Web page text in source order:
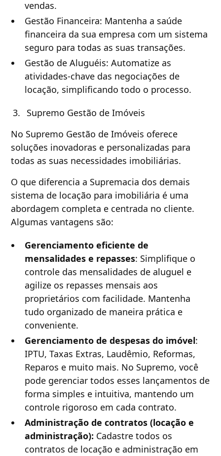
vendas.
Gestão Financeira: Mantenha a saúde
financeira da sua empresa com um sistema
seguro para todas as suas transações.
Gestão de Aluguéis: Automatize as
atividades-chave das negociações de
locação, simplificando todo o processo.
Supremo Gestão de Imóveis
No Supremo Gestão de Imóveis oferece
soluções inovadoras e personalizadas para
todas as suas necessidades imobiliárias.
O que diferencia a Supremacia dos demais
sistema de locação para imobiliária é uma
abordagem completa e centrada no cliente.
Algumas vantagens são:
Gerenciamento eficiente de
mensalidades e repasses: Simplifique o
controle das mensalidades de aluguel e
agilize os repasses mensais aos
proprietários com facilidade. Mantenha
tudo organizado de maneira prática e
conveniente.
Gerenciamento de despesas do imóvel:
IPTU, Taxas Extras, Laudêmio, Reformas,
Reparos e muito mais. No Supremo, você
pode gerenciar todos esses lançamentos de
forma simples e intuitiva, mantendo um
controle rigoroso em cada contrato.
Administração de contratos (locação e
administração): Cadastre todos os
contratos de locação e administração em